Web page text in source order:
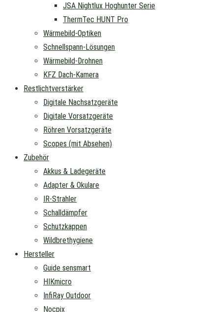
JSA Nightlux Hoghunter Serie
ThermTec HUNT Pro
Wärmebild-Optiken
Schnellspann-Lösungen
Wärmebild-Drohnen
KFZ Dach-Kamera
Restlichtverstärker
Digitale Nachsatzgeräte
Digitale Vorsatzgeräte
Röhren Vorsatzgeräte
Scopes (mit Absehen)
Zubehör
Akkus & Ladegeräte
Adapter & Okulare
IR-Strahler
Schalldämpfer
Schutzkappen
Wildbrethygiene
Hersteller
Guide sensmart
HIKmicro
InfiRay Outdoor
Nocpix